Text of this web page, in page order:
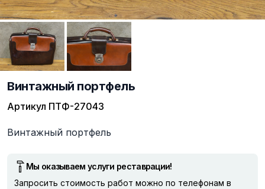
Винтажный портфель
Артикул ПТФ-27043
Описание
Винтажный портфель
Мы оказываем услуги реставрации!
Запросить стоимость работ можно по телефонам в